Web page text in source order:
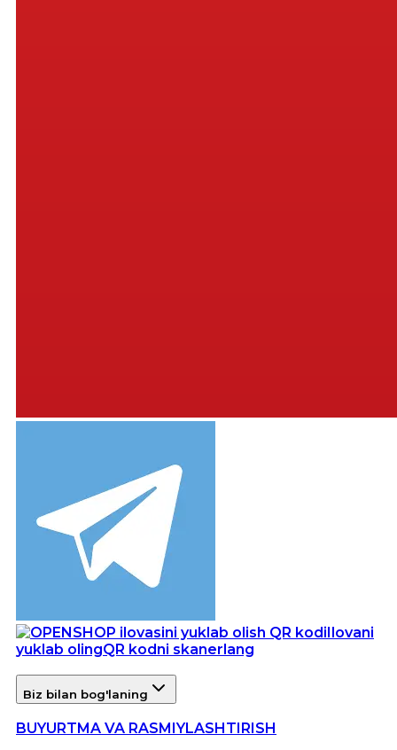
Ilovani
yuklab olingQR kodni skanerlang
Biz bilan bog'laning
BUYURTMA VA RASMIYLASHTIRISH